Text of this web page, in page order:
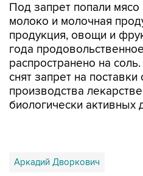
Под запрет попали
молоко и молочная
продукция, овощи и
года
распространено на
снят запрет на поставки
производства
биологически активных
Аркадий Дворкович